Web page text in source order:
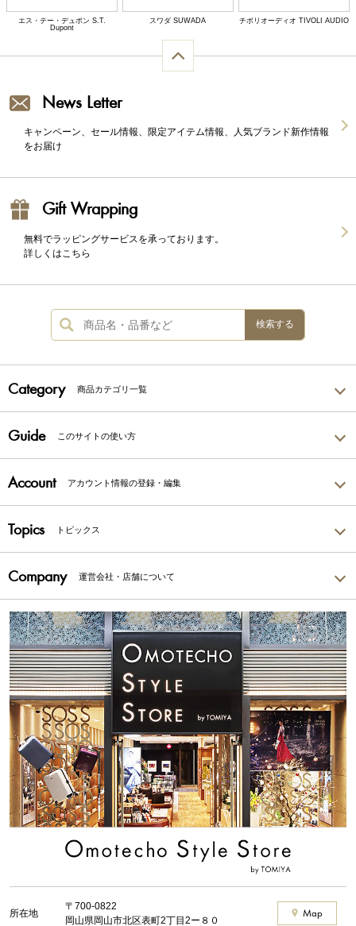
エス・テー・デュポン S.T.
Dupont
スワダ SUWADA チボリオーディオ TIVOLI AUDIO
News Letter
キャンペーン、セール情報、限定アイテム情報、人気ブランド新作情報
をお届け
Gift Wrapping
無料でラッピングサービスを承っております。
詳しくはこちら
検索する
Category 商品カテゴリ一覧
Guide このサイトの使い方
Account アカウント情報の登録・編集
Topics トピックス
Company 運営会社・店舗について
所在地
〒700-0822
岡山県岡山市北区表町2丁目2ー８０
Map